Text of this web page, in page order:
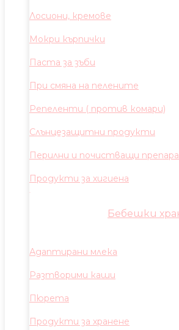
Лосиони, кремове
Мокри кърпички
Паста за зъби
При смяна на пелените
Репеленти ( против комари)
Слънцезащитни продукти
Перилни и почистващи
Продукти за хигиена
Бебешки
Адаптирани млека
Разтворими каши
Пюрета
Продукти за хранене